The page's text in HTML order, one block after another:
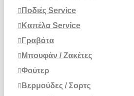
Ποδιές Service
Καπέλα Service
Γραβάτα
Μπουφάν / Ζακέτες
Φούτερ
Βερμούδες / Σορτς